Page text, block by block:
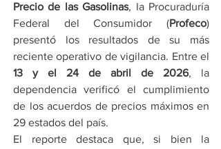
Precio de las Gasolinas, la Procuraduría
Federal del Consumidor (Profeco)
presentó los resultados de su más
13 y el 24 de abril de 2026, la
dependencia verificó el cumplimiento
de los acuerdos de precios máximos en
29 estados del país.
El reporte destaca que, si bien la